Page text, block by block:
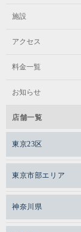
施設
アクセス
料金一覧
お知らせ
店舗一覧
東京23区
メガロスルフレ恵比
メガロス日比谷シャ
東京市部エリア
メガロス三鷹
神奈川県